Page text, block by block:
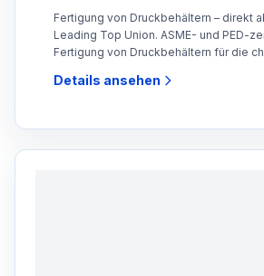
Fertigung von Druckbehältern – direkt
Leading Top Union. ASME- und PED-
Fertigung von Druckbehältern für die
Details ansehen